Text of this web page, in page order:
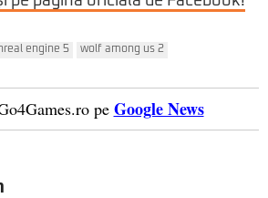
engine 5 wolf among us 2
pe Google News